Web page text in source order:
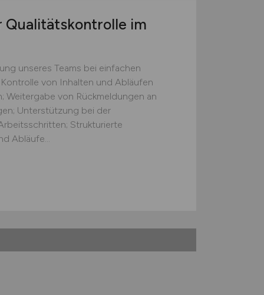
Qualitätskontrolle im
unseres Teams bei einfachen
von Inhalten und Abläufen
Weitergabe von Rückmeldungen an
Unterstützung bei der
Strukturierte
Abläufe...